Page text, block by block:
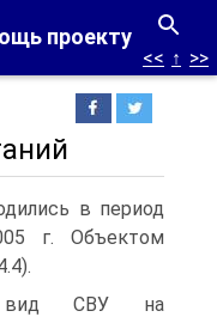
проекту
<< ↑ >>
в период
г. Объектом
СВУ на